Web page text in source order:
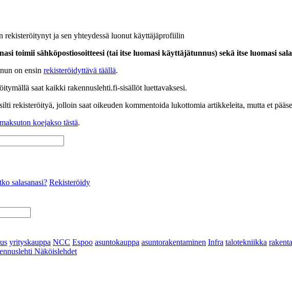
rekisteröitynyt ja sen yhteydessä luonut käyttäjäprofiilin
toimii sähköpostiosoitteesi (tai itse luomasi käyttäjätunnus) sekä itse luomasi
on ensin rekisteröidyttävä täällä.
saat kaikki rakennuslehti.fi-sisällöt luettavaksesi.
rekisteröityä, jolloin saat oikeuden kommentoida lukottomia artikkeleita, mutta et
maksuton koejakso tästä.
salasanasi? Rekisteröidy
yrityskauppa NCC Espoo asuntokauppa asuntorakentaminen Infra talotekniikka
Näköislehdet